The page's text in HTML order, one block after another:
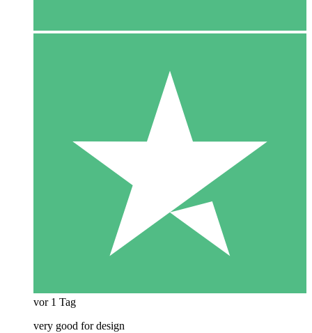
vor 1 Tag
very good for design